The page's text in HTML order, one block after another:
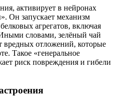
активирует в нейронах
Он запускает механизм
агрегатов, включая
словами, зелёный чай
вредных отложений, которые
Такое «генеральное
риск повреждения и гибели